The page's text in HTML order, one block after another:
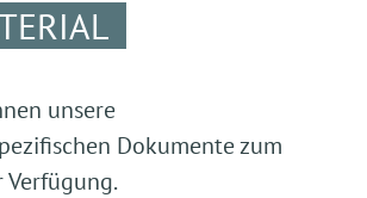
unsere
Dokumente zum